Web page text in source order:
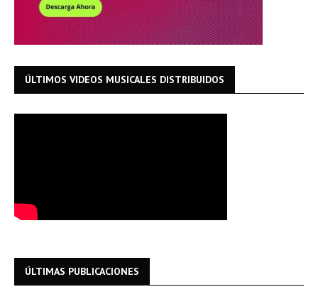
ÚLTIMOS VIDEOS MUSICALES DISTRIBUIDOS
ÚLTIMAS PUBLICACIONES